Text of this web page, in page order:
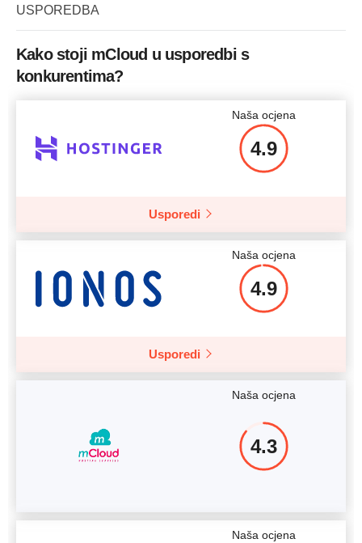
Prostor za pohranu
CPU
RAM 1 GB
$11.90
Više pojedinosti
USPOREDBA
Kako stoji mCloud u usporedbi s
konkurentima?
Naša ocjena
4.9
Usporedi
Naša ocjena
4.9
Usporedi
Naša ocjena
4.3
Naša ocjena